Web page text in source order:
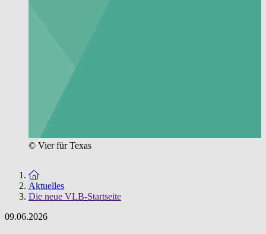
© Vier für Texas
Zur Startseite
Aktuelles
Die neue VLB-Startseite
09.06.2026